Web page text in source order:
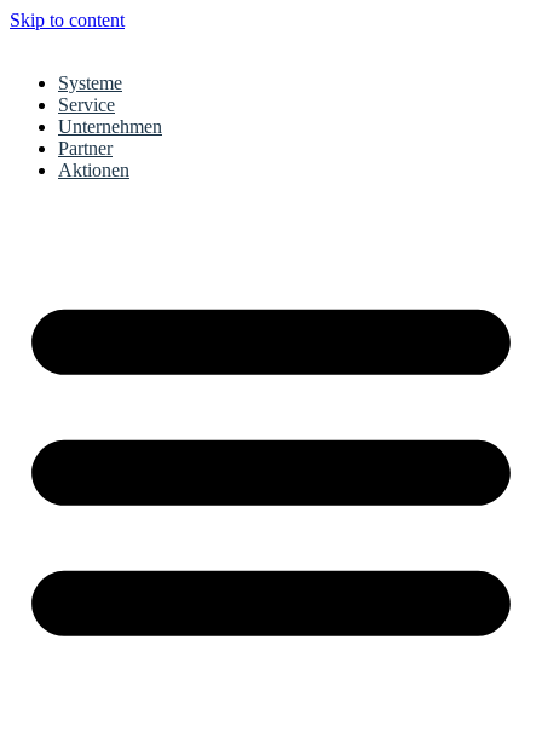
Skip to content
Systeme
Service
Unternehmen
Partner
Aktionen